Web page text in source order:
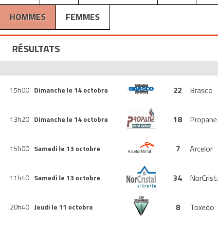
HOMMES
FEMMES
RÉSULTATS
15h00 Dimanche le 14 octobre 22 Brasco
13h20 Dimanche le 14 octobre 18
15h00 Samedi le 13 octobre 7 Arcelor
11h40 Samedi le 13 octobre 34
20h40 Jeudi le 11 octobre 8 Toxedo